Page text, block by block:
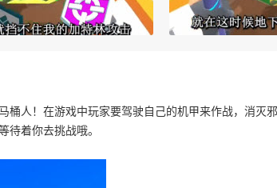
桶人！在游戏中玩家要驾驶自己的机甲来作战，消灭
待着你去挑战哦。